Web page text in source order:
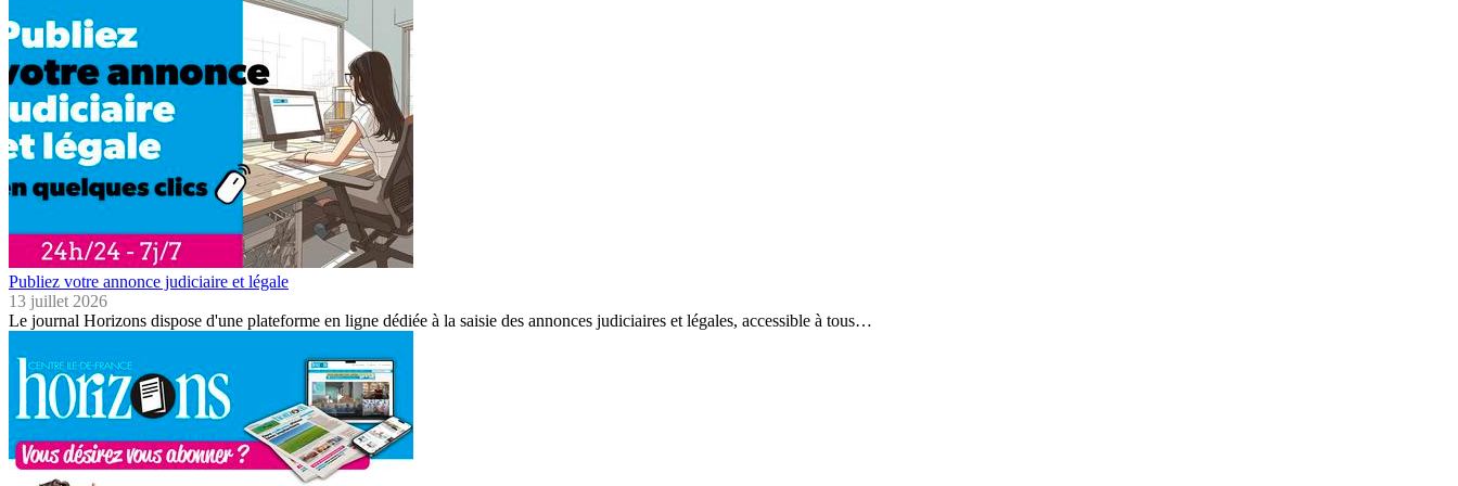
Publiez votre annonce judiciaire et légale
13 juillet 2026
Le journal Horizons dispose d'une plateforme en ligne dédiée à la saisie des annonces judiciaires et légales, accessible à tous…